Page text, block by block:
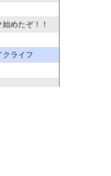
めたぞ！！
クライフ